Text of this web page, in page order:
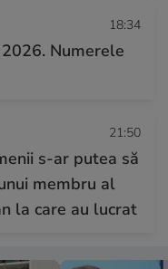
18:34
Numerele
21:50
s-ar putea să
membru al
la care au lucrat